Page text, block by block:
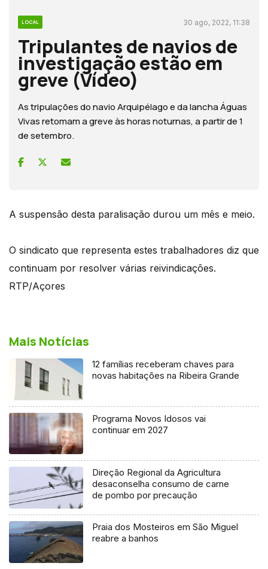
LOCAL 30 ago, 2022, 11:38
Tripulantes de navios de
investigação estão em
greve (Vídeo)
As tripulações do navio Arquipélago e da lancha Águas
Vivas retomam a greve às horas noturnas, a partir de 1
de setembro.
A suspensão desta paralisação durou um mês e meio.
O sindicato que representa estes trabalhadores diz que
continuam por resolver várias reivindicações.
RTP/Açores
Mais Notícias
12 famílias receberam chaves para
novas habitações na Ribeira Grande
Programa Novos Idosos vai
continuar em 2027
Direção Regional da Agricultura
desaconselha consumo de carne
de pombo por precaução
Praia dos Mosteiros em São Miguel
reabre a banhos